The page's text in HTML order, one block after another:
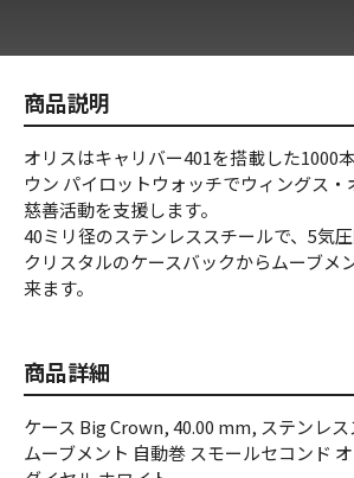
商品説明
オリスはキャリバー401を搭載した1000
ウン パイロットウォッチでウィングス
慈善活動を支援します。
40ミリ径のステンレススチールで、5気
クリスタルのケースバックからムーブメ
来ます。
商品詳細
ケース Big Crown, 40.00 mm, ステンレ
ムーブメント 自動巻 スモールセコンド